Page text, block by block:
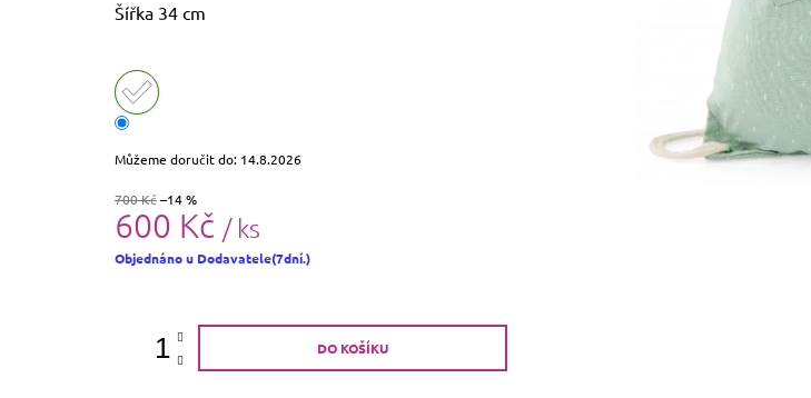
Šířka 34 cm
Můžeme doručit do: 14.8.2026
700 Kč–14 %
600 Kč / ks
Měrná
Objednáno u Dodavatele(7dní.)
DO KOŠÍKU